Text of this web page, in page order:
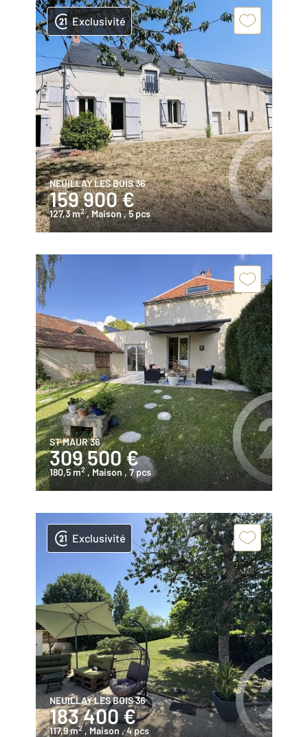
Exclusivité
NEUILLAY LES BOIS 36
159 900 €
127,3 m2 , Maison, 5 pcs
ST MAUR 36
309 500 €
180,5 m2 , Maison , 7 pcs
Exclusivité
NEUILLAY LES BOIS 36
183 400 €
117,9 m2 , Maison , 4 pcs